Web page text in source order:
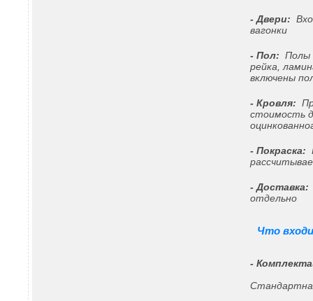
- Двери:
вагонки
- Пол: Полы
рейка,
включены
- Кровля:
стоимость
- Покраска:
- Доставка:
отдельно
Что
-